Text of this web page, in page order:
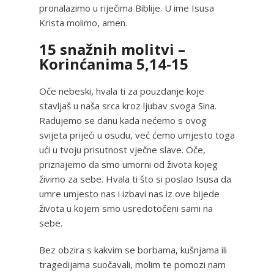
pronalazimo u riječima Biblije. U ime Isusa
Krista molimo, amen.
15 snažnih molitvi –
Korinćanima 5,14-15
Oče nebeski, hvala ti za pouzdanje koje
stavljaš u naša srca kroz ljubav svoga Sina.
Radujemo se danu kada nećemo s ovog
svijeta prijeći u osudu, već ćemo umjesto toga
ući u tvoju prisutnost vječne slave. Oče,
priznajemo da smo umorni od života kojeg
živimo za sebe. Hvala ti što si poslao Isusa da
umre umjesto nas i izbavi nas iz ove bijede
života u kojem smo usredotočeni sami na
sebe.
Bez obzira s kakvim se borbama, kušnjama ili
tragedijama suočavali, molim te pomozi nam